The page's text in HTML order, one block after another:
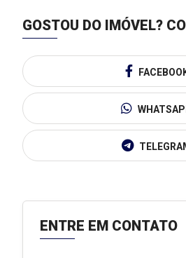
ENTRE EM CONTATO
GOSTOU DO IMÓVEL?